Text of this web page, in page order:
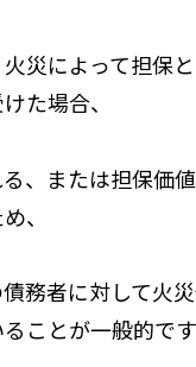
災によって担保
た場合、
、または担保価
、
務者に対して火
ことが一般的です